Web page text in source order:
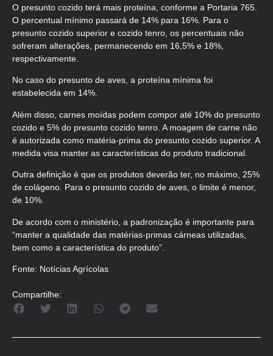
O presunto cozido terá mais proteína, conforme a Portaria 765.
O percentual mínimo passará de 14% para 16%. Para o
presunto cozido superior e cozido tenro, os percentuais não
sofreram alterações, permanecendo em 16,5% e 18%,
respectivamente.
No caso do presunto de aves, a proteína mínima foi
estabelecida em 14%.
Além disso, carnes moídas podem compor até 10% do presunto
cozido e 5% do presunto cozido tenro. A moagem de carne não
é autorizada como matéria-prima do presunto cozido superior. A
medida visa manter as características do produto tradicional.
Outra definição é que os produtos deverão ter, no máximo, 25%
de colágeno. Para o presunto cozido de aves, o limite é menor,
de 10%.
De acordo com o ministério, a padronização é importante para
“manter a qualidade das matérias-primas cárneas utilizadas,
bem como a característica do produto”.
Fonte: Notícias Agrícolas
Compartilhe: